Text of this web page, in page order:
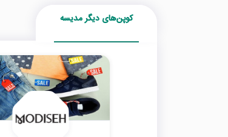
کوپن‌های دیگر مدیسه